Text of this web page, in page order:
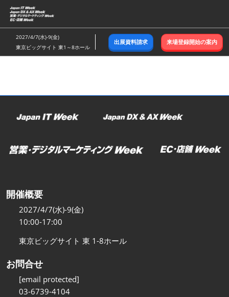
ス
キ
ッ
し
む
2027/4/7(水)-9(金)
東京ビッグサイト 東1～8ホール
出展資料請求 来場登録開始の案内
開催概要
2027/4/7(水)-9(金)
10:00-17:00
東京ビッグサイト 東 1-8ホール
お問合せ
[email protected]
03-6739-4104